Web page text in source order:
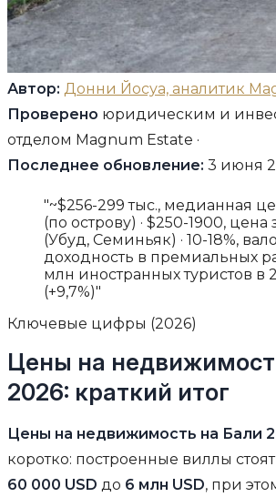
Автор: Донни Йосуа, аналитик
Проверено юридическим и
отделом Magnum Estate ·
Последнее обновление: 3 июня
"~$256-299 тыс., медианная
(по острову) · $250-1900, цена
(Убуд, Семиньяк) · 10-18%,
доходность в премиальных
млн иностранных туристов в
(+9,7%)"
Ключевые цифры (2026)
Цены на
2026: краткий итог
Цены на недвижимость на Бали
коротко: построенные виллы
60 000 USD до 6 млн USD, при